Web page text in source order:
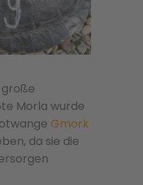
Morla wurde
Gmork
da sie die